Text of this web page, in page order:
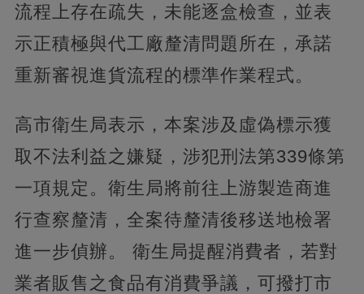
流程上存在疏失，未能逐盒檢查，並表
示正積極與代工廠釐清問題所在，承諾
重新審視進貨流程的標準作業程式。
高市衛生局表示，本案涉及虛偽標示獲
取不法利益之嫌疑，涉犯刑法第339條第
一項規定。衛生局將前往上游製造商進
行查察釐清，全案待釐清後移送地檢署
進一步偵辦。 衛生局提醒消費者，若對
業者販售之食品有消費爭議，可撥打市